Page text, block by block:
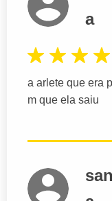
a
a arlete que era
m que ela saiu